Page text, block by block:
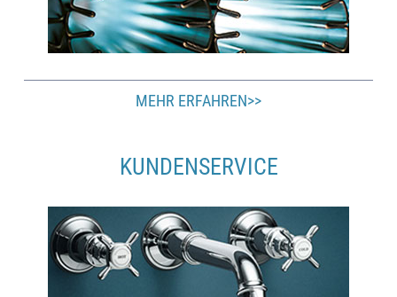
MEHR ERFAHREN>>
KUNDENSERVICE